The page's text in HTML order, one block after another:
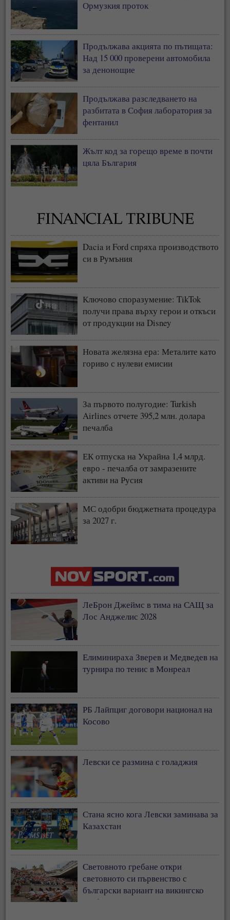
Ормузкия проток
Продължава акцията по пътищата:
Над 15 000 проверени автомобила
за денонощие
Продължава разследването на
разбитата в София лаборатория за
фентанил
Жълт код за горещо време в почти
цяла България
Dacia и Ford спряха производството
си в Румъния
Ключово споразумение: TikTok
получи права върху герои и откъси
от продукции на Disney
Новата желязна ера: Металите като
гориво с нулеви емисии
За първото полугодие: Turkish
Airlines отчете 395,2 млн. долара
печалба
ЕК отпуска на Украйна 1,4 млрд.
евро - печалба от замразените
активи на Русия
МС одобри бюджетната процедура
за 2027 г.
ЛеБрон Джеймс в тима на САЩ за
Лос Анджелис 2028
Елиминираха Зверев и Медведев на
турнира по тенис в Монреал
РБ Лайпциг договори национал на
Косово
Левски се размина с голаджия
Стана ясно кога Левски заминава за
Казахстан
Световното гребане откри
световното си първенство с
български вариант на викингско
гребане